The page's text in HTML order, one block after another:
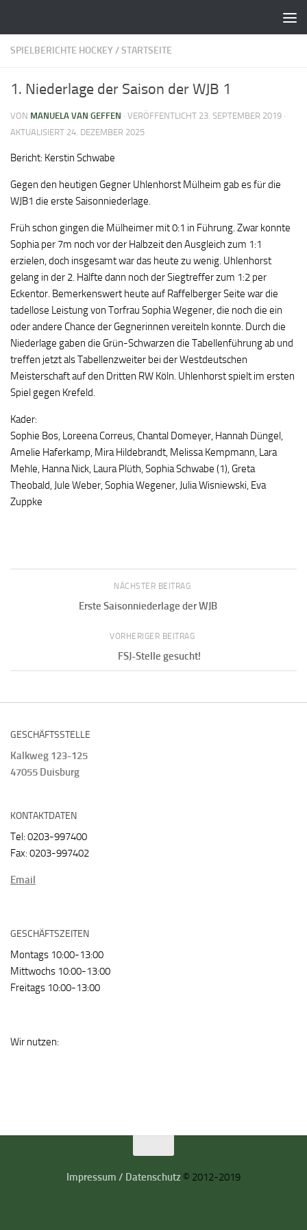
SPIELBERICHTE HOCKEY/STARTSEITE
1. Niederlage der Saison der WJB 1
VON MANUELA VAN GEFFEN · VERÖFFENTLICHT 23. SEPTEMBER 2019 ·
AKTUALISIERT 24. DEZEMBER 2025
Bericht: Kerstin Schwabe
Gegen den heutigen Gegner Uhlenhorst Mülheim gab es für die
WJB1 die erste Saisonniederlage.
Früh schon gingen die Mülheimer mit 0:1 in Führung. Zwar konnte
Sophia per 7m noch vor der Halbzeit den Ausgleich zum 1:1
erzielen, doch insgesamt war das heute zu wenig. Uhlenhorst
gelang in der 2. Hälfte dann noch der Siegtreffer zum 1:2 per
Eckentor. Bemerkenswert heute auf Raffelberger Seite war die
tadellose Leistung von Torfrau Sophia Wegener, die noch die ein
oder andere Chance der Gegnerinnen vereiteln konnte. Durch die
Niederlage gaben die Grün-Schwarzen die Tabellenführung ab und
treffen jetzt als Tabellenzweiter bei der Westdeutschen
Meisterschaft auf den Dritten RW Köln. Uhlenhorst spielt im ersten
Spiel gegen Krefeld.
Kader:
Sophie Bos, Loreena Correus, Chantal Domeyer, Hannah Düngel,
Amelie Haferkamp, Mira Hildebrandt, Melissa Kempmann, Lara
Mehle, Hanna Nick, Laura Plüth, Sophia Schwabe (1), Greta
Theobald, Jule Weber, Sophia Wegener, Julia Wisniewski, Eva
Zuppke
NÄCHSTER BEITRAG
Erste Saisonniederlage der WJB
VORHERIGER BEITRAG
FSJ-Stelle gesucht!
GESCHÄFTSSTELLE
Kalkweg 123-125
47055 Duisburg
KONTAKTDATEN
Tel: 0203-997400
Fax: 0203-997402
Email
GESCHÄFTSZEITEN
Montags 10:00-13:00
Mittwochs 10:00-13:00
Freitags 10:00-13:00
Wir nutzen:
Impressum / Datenschutz © 2012-2019